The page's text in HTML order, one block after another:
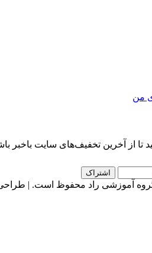
من
تا از آخرین تخفیف‌های سایت باخبر
آموزشی راد محفوظ است. |